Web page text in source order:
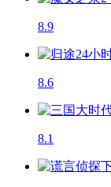
8.9
8.6
8.1